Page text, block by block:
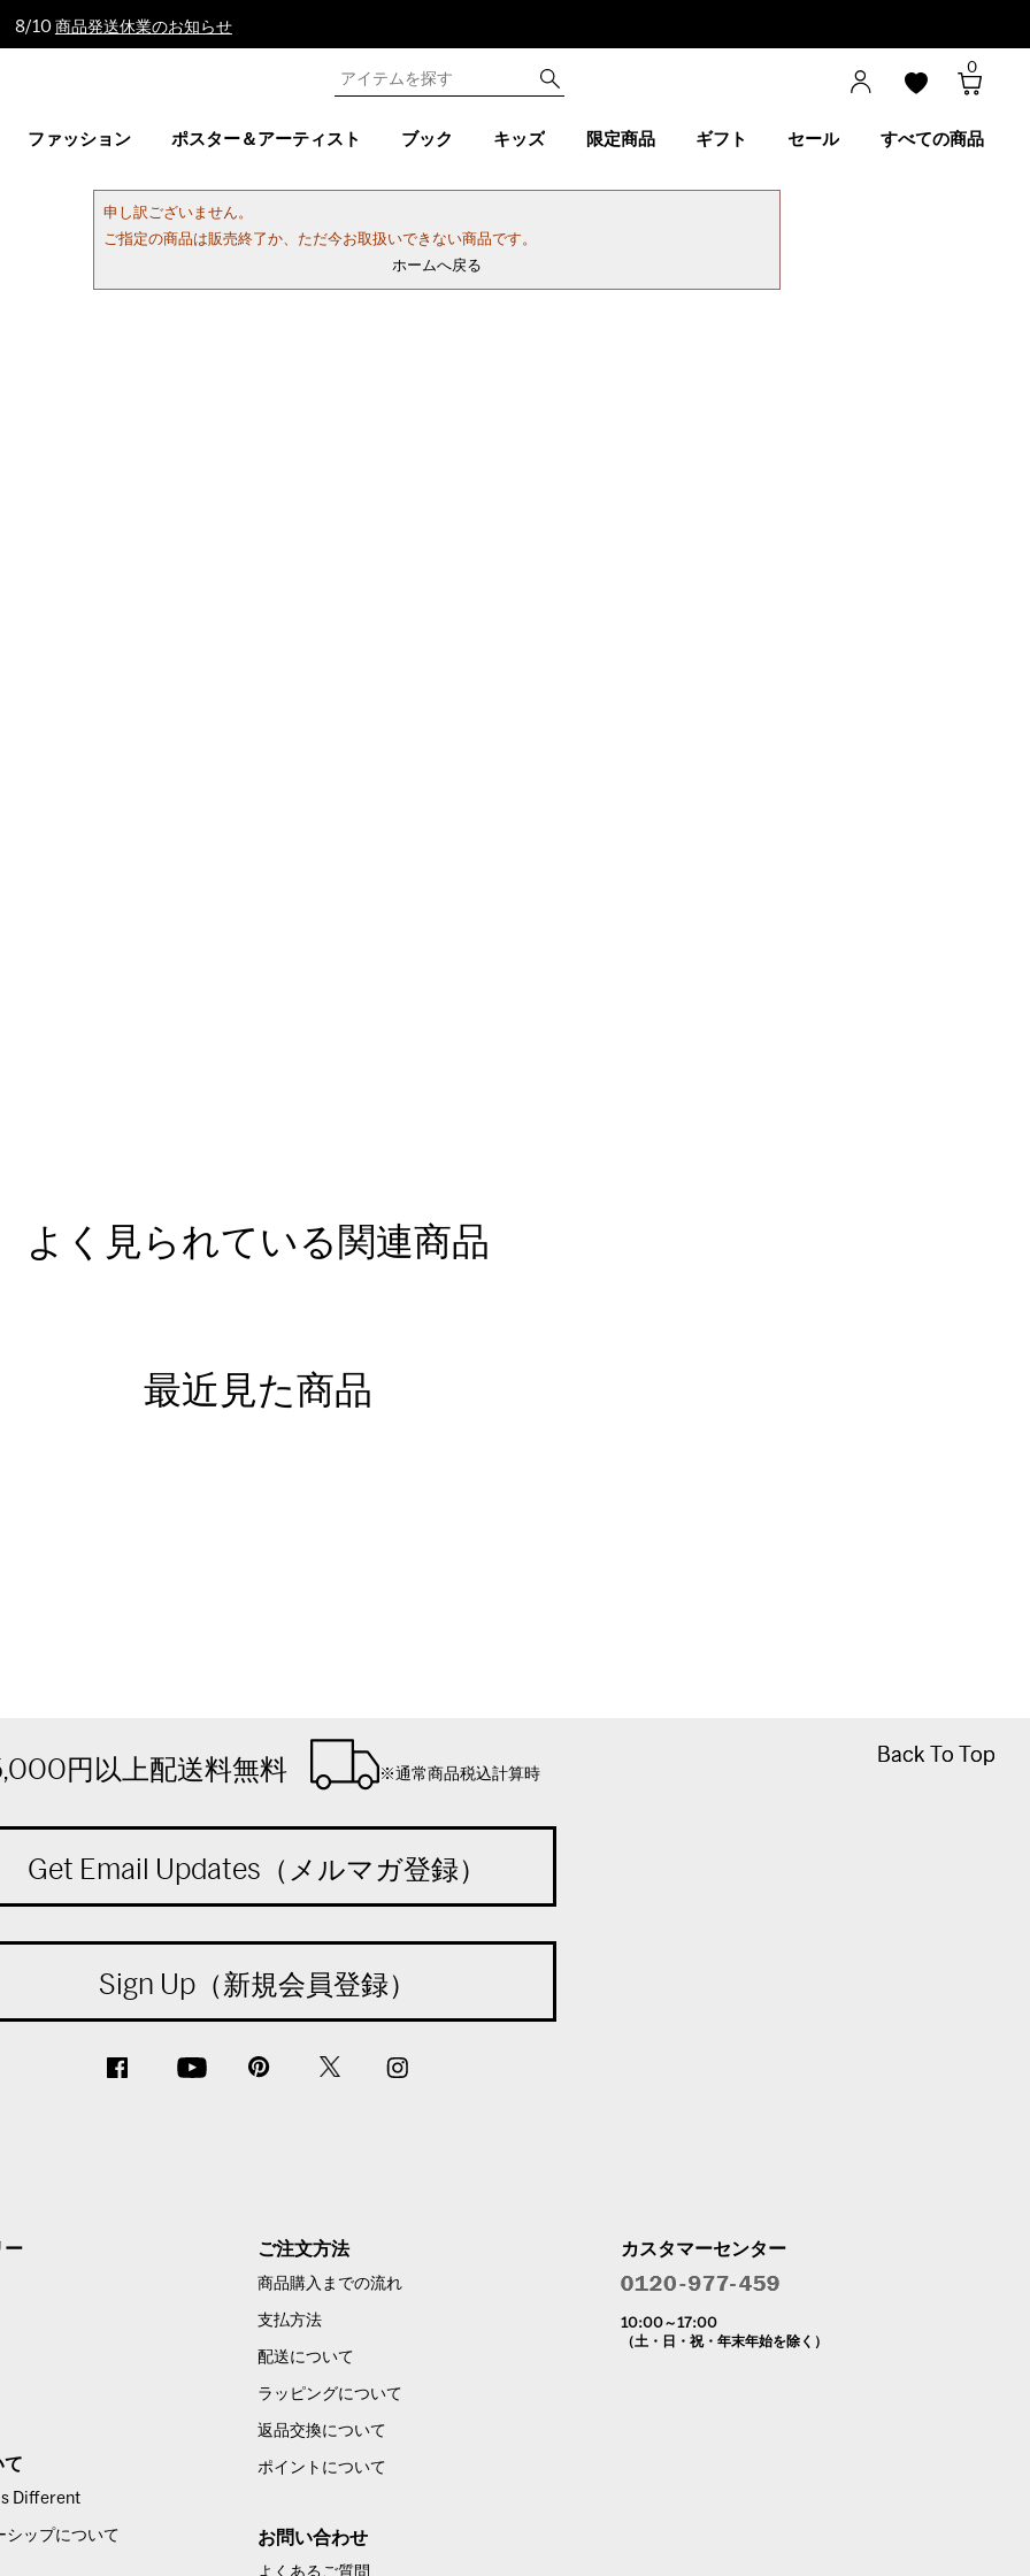
8/10 商品発送休業のお知らせ
0
ファッション ポスター＆アーティスト ブック キッズ 限定商品 ギフト セール すべての商品
申し訳ございません。
ご指定の商品は販売終了か、ただ今お取扱いできない商品です。
ホームへ戻る
よく見られている関連商品
最近見た商品
Back To Top
Back To Top
円以上配送料無料 ※通常商品税込計算時
Get Email Updates（メルマガ登録）
Sign Up（新規会員登録）
ー
て
Different
シップについて
ご注文方法
商品購入までの流れ
支払方法
配送について
ラッピングについて
返品交換について
ポイントについて
お問い合わせ
よくあるご質問
カスタマーセンター
10:00～17:00
（土・日・祝・年末年始を除く）